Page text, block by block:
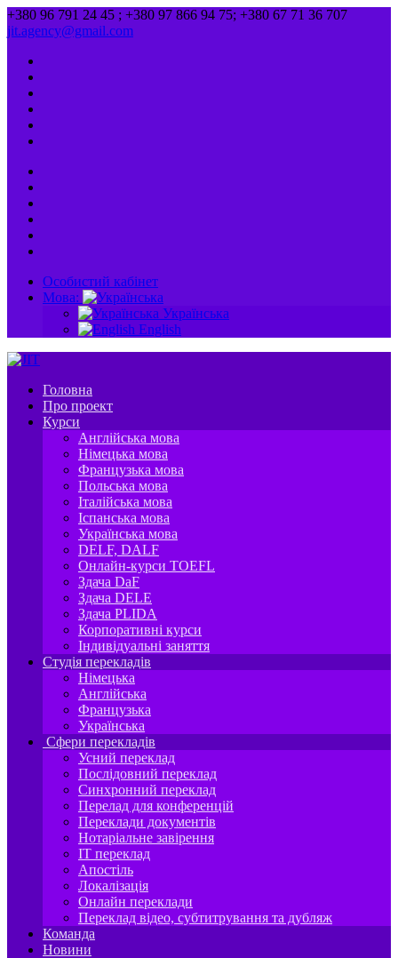
+380 96 791 24 45 ; +380 97 866 94 75; +380 67 71 36 707
jit.agency@gmail.com
Особистий кабінет
Мова:
Українська
English
Головна
Про проект
Курси
Англійська мова
Німецька мова
Французька мова
Польська мова
Італійська мова
Іспанська мова
Українська мова
DELF, DALF
Онлайн-курси TOEFL
Здача DaF
Здача DELE
Здача PLIDA
Корпоративні курси
Індивідуальні заняття
Студія перекладів
Німецька
Англійська
Французька
Українська
Сфери перекладів
Усний переклад
Послідовний переклад
Синхронний переклад
Перелад для конференцій
Переклади документів
Нотаріальне завірення
IT переклад
Апостіль
Локалізація
Онлайн переклади
Переклад відео, субтитрування та дубляж
Команда
Новини